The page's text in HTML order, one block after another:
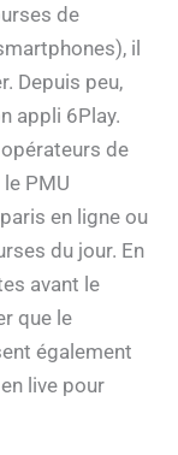
de
il
Depuis peu,
appli 6Play.
de
PMU
en ligne ou
du jour. En
avant le
que le
également
live pour